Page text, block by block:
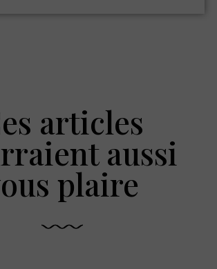
articles
aussi
plaire